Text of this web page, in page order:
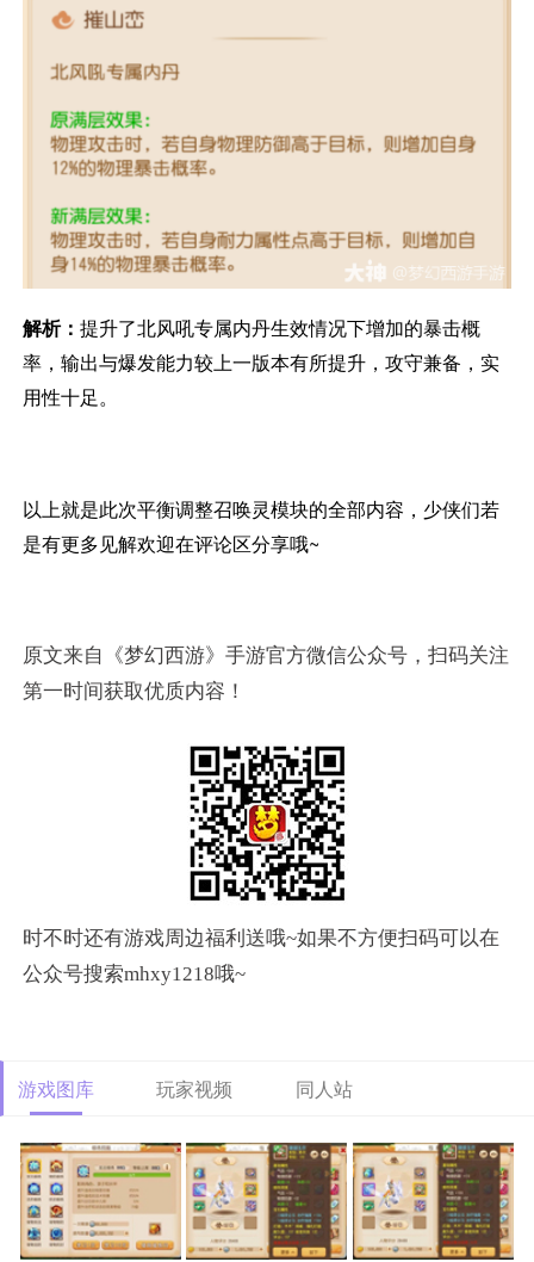
解析：提升了北风吼专属内丹生效情况下增加的暴击概
率，输出与爆发能力较上一版本有所提升，攻守兼备，实
用性十足。
以上就是此次平衡调整召唤灵模块的全部内容，少侠们若
是有更多见解欢迎在评论区分享哦~
原文来自《梦幻西游》手游官方微信公众号，扫码关注
第一时间获取优质内容！
时不时还有游戏周边福利送哦~如果不方便扫码可以在
公众号搜索mhxy1218哦~
游戏图库 玩家视频 同人站